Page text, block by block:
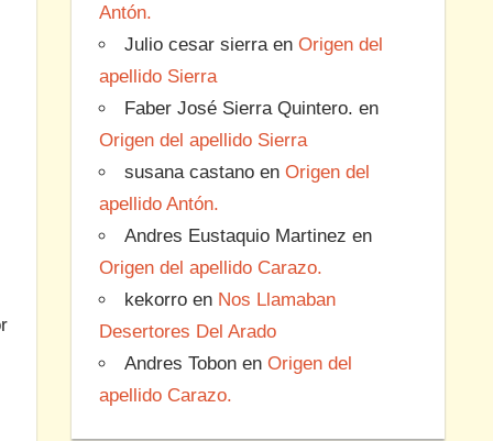
Antón.
Julio cesar sierra enOrigen del
apellido Sierra
Faber José Sierra Quintero. en
Origen del apellido Sierra
susana castano enOrigen del
apellido Antón.
Andres Eustaquio Martinez en
Origen del apellido Carazo.
kekorro en Nos Llamaban
Desertores Del Arado
Andres Tobon enOrigen del
apellido Carazo.